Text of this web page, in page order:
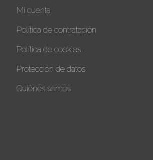
Mi cuenta
Política de contratación
Política de cookies
Protección de datos
Quiénes somos